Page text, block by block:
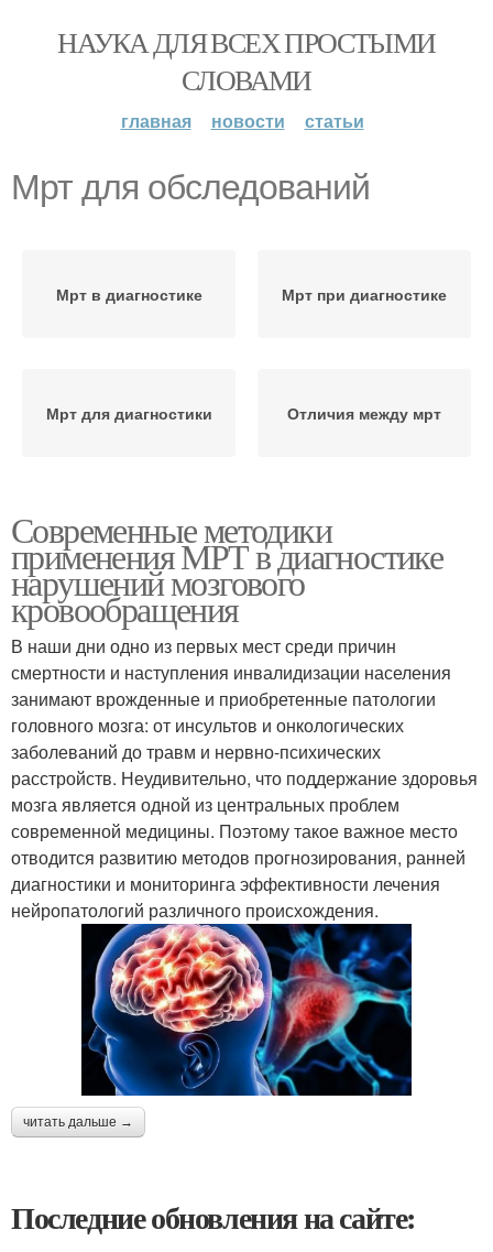
НАУКА ДЛЯ ВСЕХ ПРОСТЫМИ
СЛОВАМИ
главная новости статьи
Мрт для обследований
Мрт в диагностике Мрт при диагностике
Мрт для диагностики Отличия между мрт
Современные методики
применения МРТ в диагностике
нарушений мозгового
кровообращения
В наши дни одно из первых мест среди причин
смертности и наступления инвалидизации населения
занимают врожденные и приобретенные патологии
головного мозга: от инсультов и онкологических
заболеваний до травм и нервно-психических
расстройств. Неудивительно, что поддержание здоровья
мозга является одной из центральных проблем
современной медицины. Поэтому такое важное место
отводится развитию методов прогнозирования, ранней
диагностики и мониторинга эффективности лечения
нейропатологий различного происхождения.
читать дальше →
Последние обновления на сайте: